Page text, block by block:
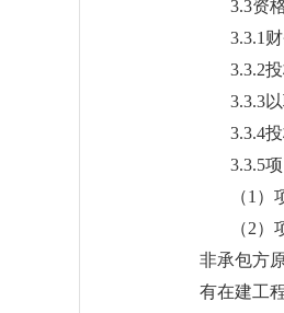
3.3资
3.3.1
3.3.2
3.3.3
3.3.4
3.3.5
（1
（2
非承包方
有在建工